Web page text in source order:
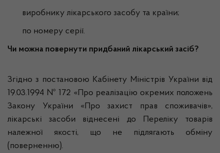
виробнику лікарського засобу та країни;
по номеру серії.
Чи можна повернути придбаний лікарський засіб?
Згідно з постановою Кабінету Міністрів України від
19.03.1994 № 172 «Про реалізацію окремих положень
Закону України «Про захист прав споживачів»,
лікарські засоби віднесені до Переліку товарів
належної якості, що не підлягають обміну
(поверненню).